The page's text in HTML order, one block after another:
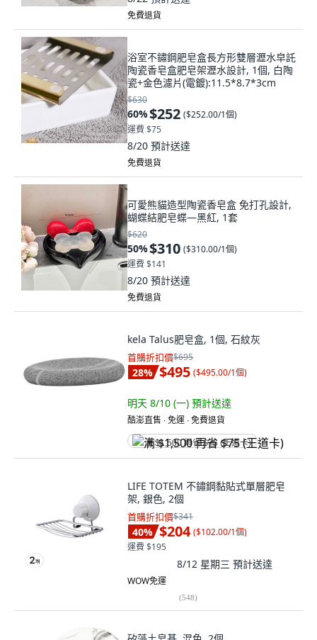
免費退貨
浴室不鏽鋼肥皂盒長方形雙層瀝水皁託
陶瓷香皂盒肥皂架瀝水設計, 1個, 白陶
瓷+金色濾片(電鍍):11.5*8.7*3cm
$630
60%$252 ($252.00/1個)
運費 $75
8/20 預計送達
免費退貨
可愛熊貓造型陶瓷香皂盒 免打孔設計,
蝴蝶結肥皂蝶—黑紅, 1套
$620
50%$310 ($310.00/1個)
運費 $141
8/20 預計送達
免費退貨
kela Talus肥皂盒, 1個, 石紋灰
首購折扣價$695
28% $495 ($495.00/1個)
明天 8/10 (一) 預計送達
酷澎直售 ∙ 免運 ∙ 免費退貨
满 $1,500 再省 $75 (王道卡)
LIFE TOTEM 不鏽鋼黏貼式單層肥皂
架, 銀色, 2個
首購折扣價$341
40% $204 ($102.00/1個)
運費 $195
8/12 星期三 預計送達
WOW免運
(548)